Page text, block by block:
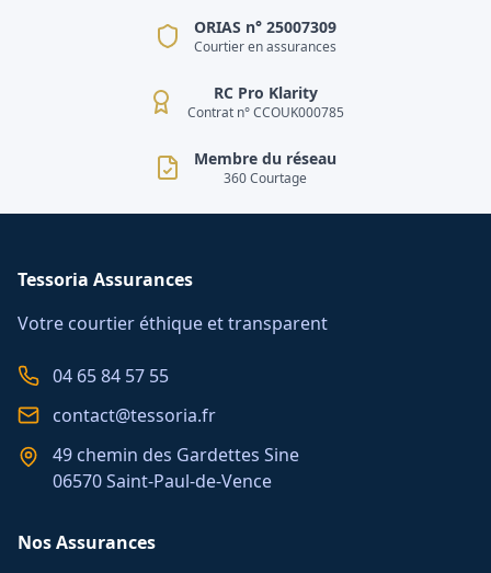
ORIAS n° 25007309
Courtier en assurances
RC Pro Klarity
Contrat n° CCOUK000785
Membre du réseau
360 Courtage
Tessoria Assurances
Votre courtier éthique et transparent
04 65 84 57 55
contact@tessoria.fr
49 chemin des Gardettes Sine
06570 Saint-Paul-de-Vence
Nos Assurances